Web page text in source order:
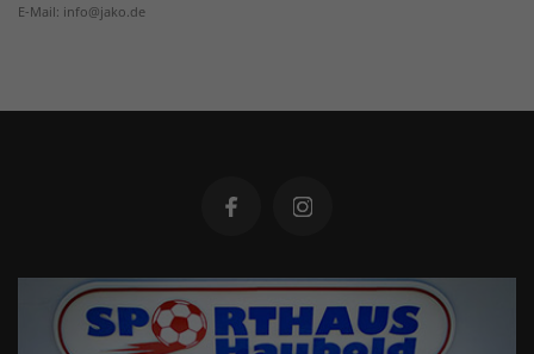
E-Mail: info@jako.de